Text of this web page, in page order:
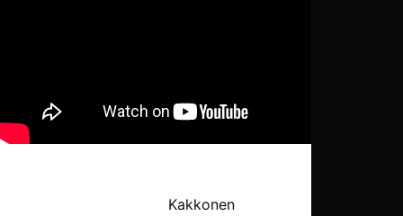
Kakkonen